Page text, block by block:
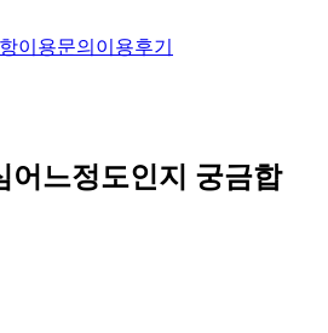
이용문의 이용후기
어느정도인지 궁금합